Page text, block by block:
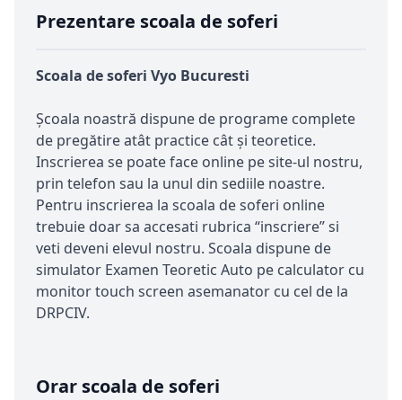
Prezentare scoala de soferi
Scoala de soferi Vyo Bucuresti
Şcoala noastră dispune de programe complete
de pregătire atât practice cât şi teoretice.
Inscrierea se poate face online pe site-ul nostru,
prin telefon sau la unul din sediile noastre.
Pentru inscrierea la scoala de soferi online
trebuie doar sa accesati rubrica “inscriere” si
veti deveni elevul nostru. Scoala dispune de
simulator Examen Teoretic Auto pe calculator cu
monitor touch screen asemanator cu cel de la
DRPCIV.
Orar scoala de soferi